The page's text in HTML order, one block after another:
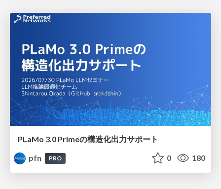
PLaMo 3.0 Primeの構造化出力サポート
pfn
PRO 0 180